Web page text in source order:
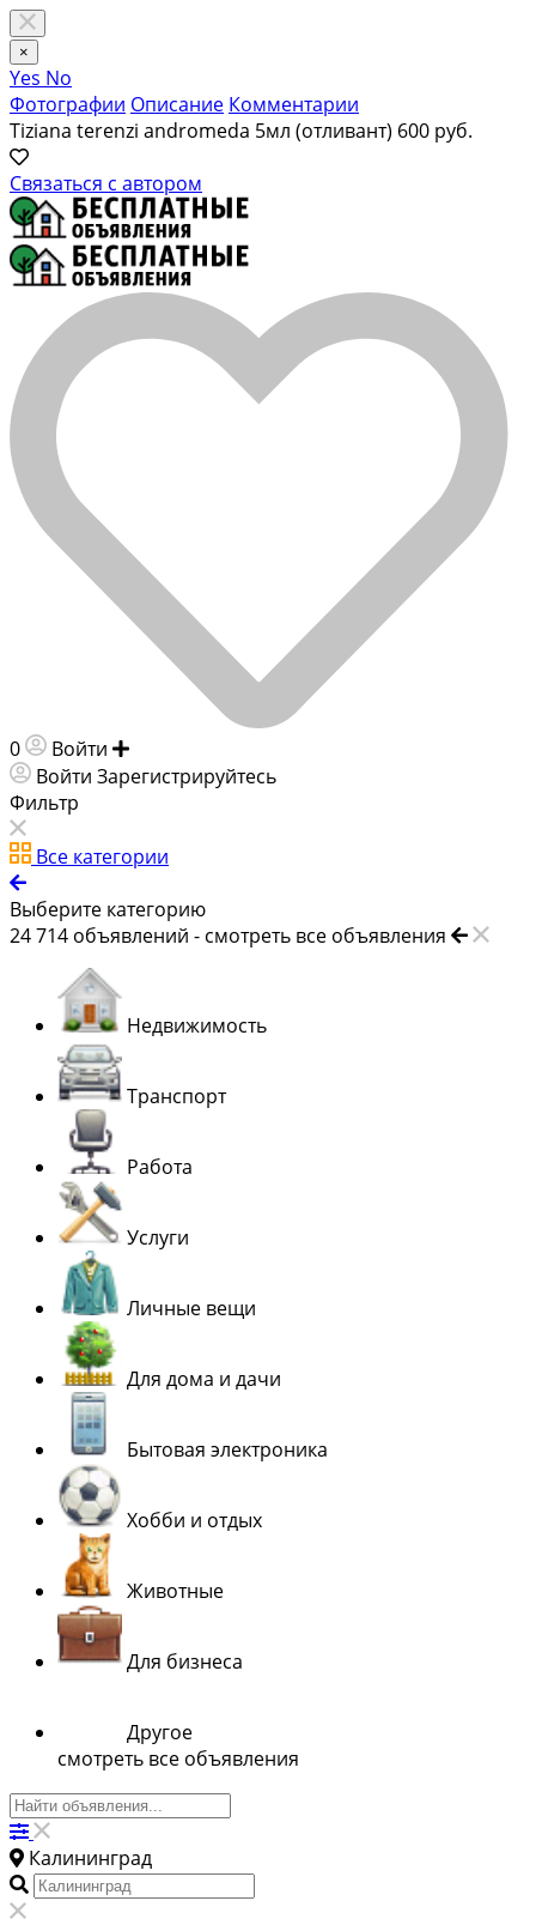
×
Yes No
Фотографии Описание Комментарии
Tiziana terenzi andromeda 5мл (отливант) 600 руб.
Связаться с автором
0 Войти
Войти Зарегистрируйтесь
Фильтр
Все категории
Выберите категорию
24 714 объявлений - смотреть все объявления
Недвижимость
Транспорт
Работа
Услуги
Личные вещи
Для дома и дачи
Бытовая электроника
Хобби и отдых
Животные
Для бизнеса
Другое
смотреть все объявления
Калининград